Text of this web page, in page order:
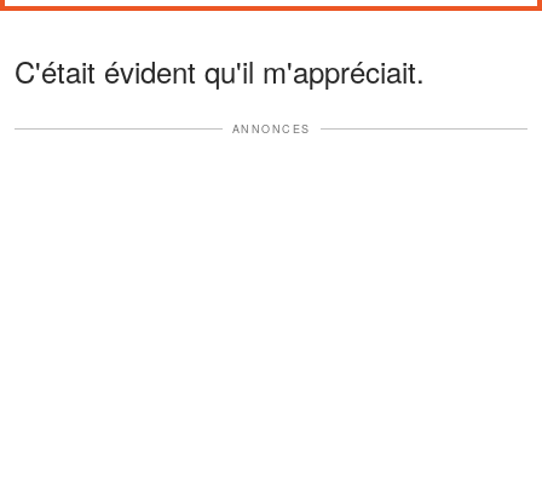
C'était évident qu'il m'appréciait.
ANNONCES